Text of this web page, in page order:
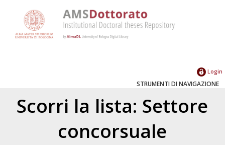
Login
STRUMENTI DI NAVIGAZIONE
Scorri la lista: Settore
concorsuale